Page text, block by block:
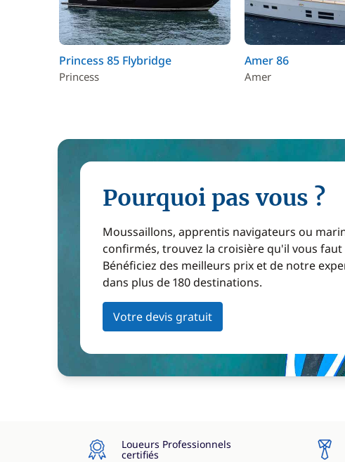
Princess 85 Flybridge
Princess
Amer 86
Amer
Pourquoi pas vous ?
Moussaillons, apprentis navigateurs ou
confirmés, trouvez la croisière qu'il vous faut
Bénéficiez des meilleurs prix et de notre
dans plus de 180 destinations.
Votre devis gratuit
Loueurs Professionnels
certifiés